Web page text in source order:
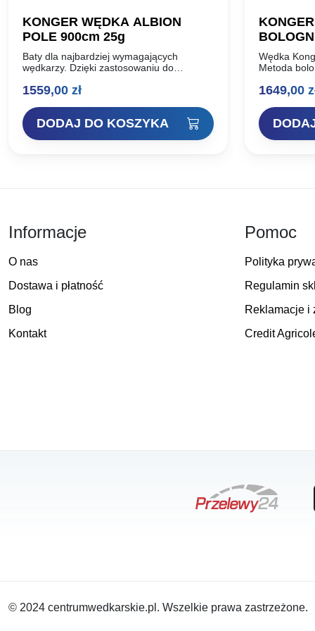
KONGER WĘDKA ALBION
POLE 900cm 25g
Baty dla najbardziej wymagających
wędkarzy. Dzięki zastosowaniu do
ciśnieniem 40 ton, wędziska albion
szczytową akcję oraz nieporównywalną…
1559,00 zł
DODAJ DO KOSZYKA
Wędka
Metoda
do…
1649,00
Informacje
O nas
Dostawa i płatność
Blog
Kontakt
Pomoc
Polityka
Regulamin
Reklamacje i
Credit
© 2024 centrumwedkarskie.pl. Wszelkie prawa zastrzeżone.